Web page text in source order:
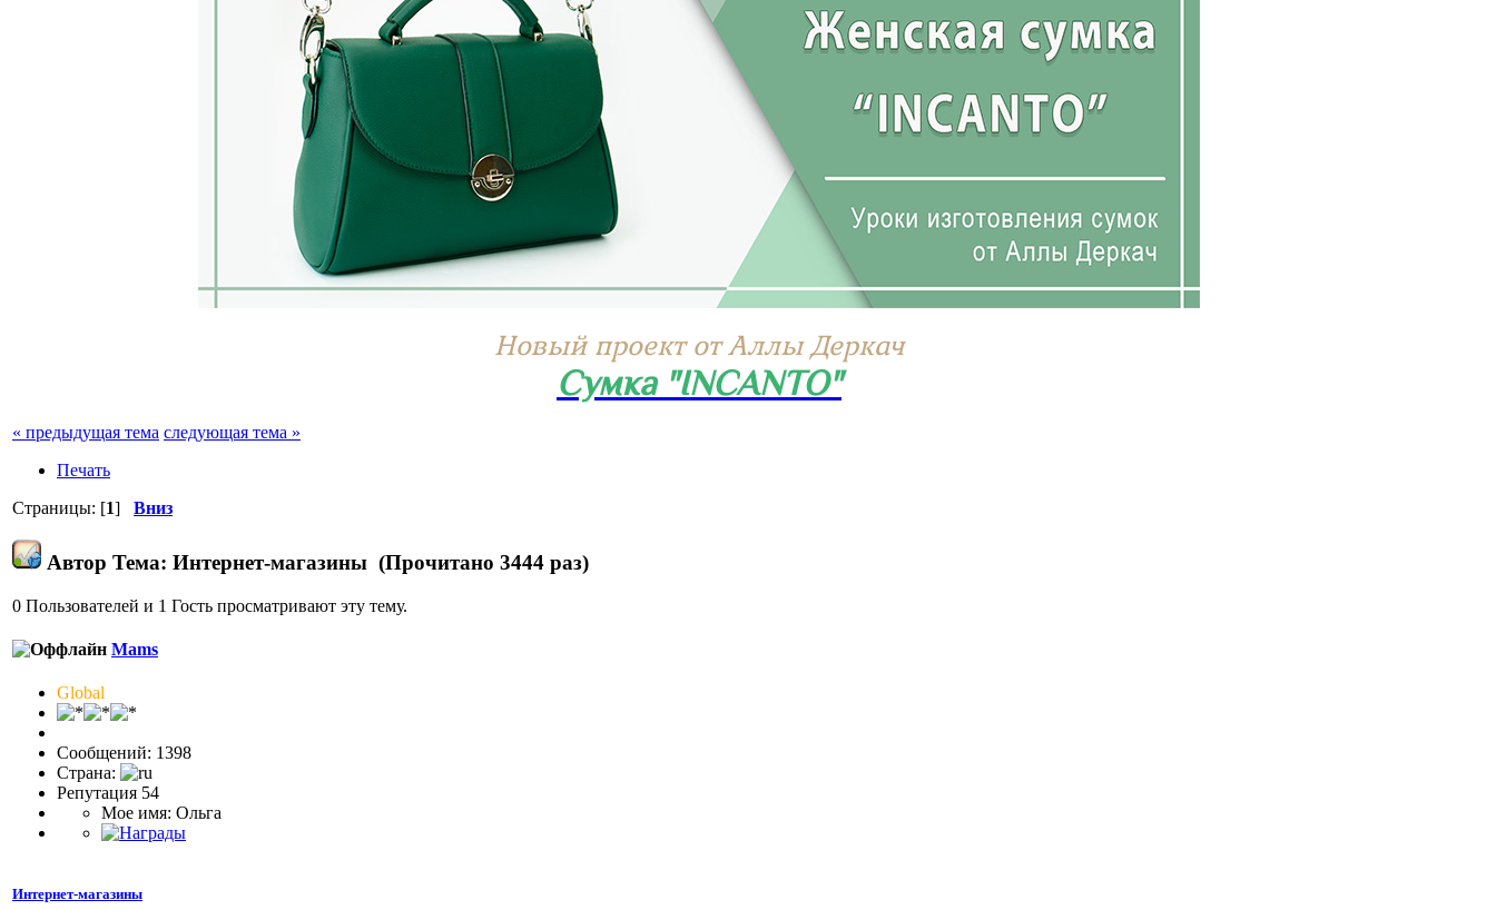
Новый проект от Аллы Деркач
Сумка "INCANTO"
« предыдущая тема следующая тема »
Печать
Страницы: [1] Вниз
Автор Тема: Интернет-магазины (Прочитано 3444 раз)
0 Пользователей и 1 Гость просматривают эту тему.
Mams
Global
Сообщений: 1398
Страна:
Репутация 54
Мое имя: Ольга
Интернет-магазины